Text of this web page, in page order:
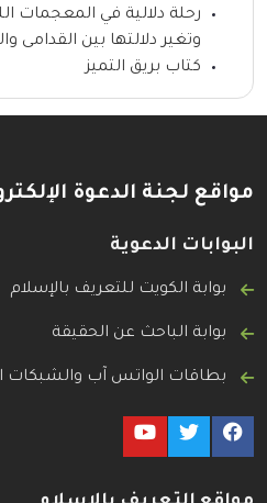
رحلة دلالية في المعجمات
وتغير دلالتها بين القدامى
كتاب بريق التميز
مواقع لجنة الدعوة
البوابات الدعوية
بوابة الكويت للتعريف بالإسلام
بوابة الباحث عن الحقيقة
بطاقات الواتس آب والشبكات